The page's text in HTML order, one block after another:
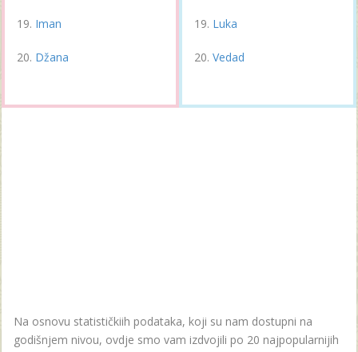
Iman
Džana
Luka
Vedad
Na osnovu statističkiih podataka, koji su nam dostupni na
godišnjem nivou, ovdje smo vam izdvojili po 20 najpopularnijih